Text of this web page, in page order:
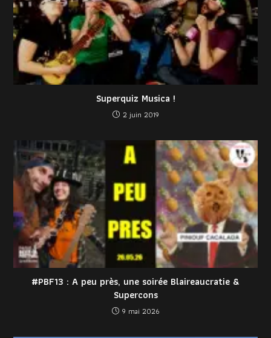
Superquiz Musica !
2 juin 2019
#PBF13 : A peu près, une soirée Blaireaucratie &
Supercons
9 mai 2026